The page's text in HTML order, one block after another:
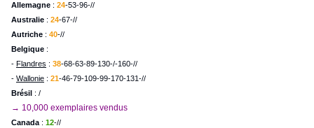
Allemagne : 24-53-96-//
Australie : 24-67-//
Autriche : 40-//
Belgique :
- Flandres : 38-68-63-89-130-/-160-//
- Wallonie : 21-46-79-109-99-170-131-//
Brésil : /
→ 10,000 exemplaires vendus
Canada : 12-//